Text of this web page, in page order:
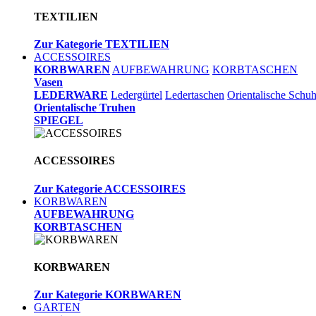
TEXTILIEN
Zur Kategorie TEXTILIEN
ACCESSOIRES
KORBWAREN AUFBEWAHRUNG KORBTASCHEN
Vasen
LEDERWARE Ledergürtel Ledertaschen Orientalische
Orientalische Truhen
SPIEGEL
ACCESSOIRES
Zur Kategorie ACCESSOIRES
KORBWAREN
AUFBEWAHRUNG
KORBTASCHEN
KORBWAREN
Zur Kategorie KORBWAREN
GARTEN